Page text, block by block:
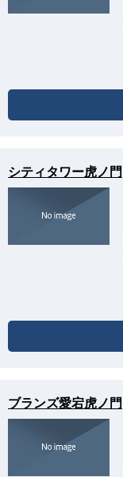
シティタワー虎ノ門
ブランズ愛宕虎ノ門